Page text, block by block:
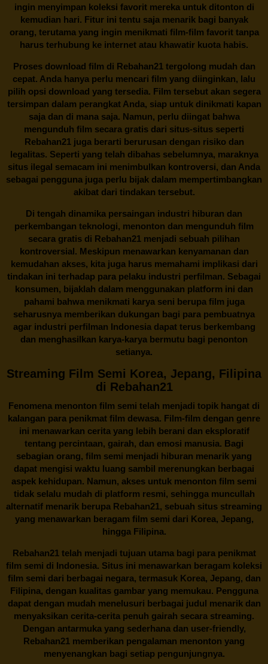
ingin menyimpan koleksi favorit mereka untuk ditonton di
kemudian hari. Fitur ini tentu saja menarik bagi banyak
orang, terutama yang ingin menikmati film-film favorit tanpa
harus terhubung ke internet atau khawatir kuota habis.
Proses download film di Rebahan21tergolong mudah dan
cepat. Anda hanya perlu mencari film yang diinginkan, lalu
pilih opsi download yang tersedia. Film tersebut akan segera
tersimpan dalam perangkat Anda, siap untuk dinikmati kapan
saja dan di mana saja. Namun, perlu diingat bahwa
mengunduh film secara gratis dari situs-situs seperti
Rebahan21 juga berarti berurusan dengan risiko dan
legalitas. Seperti yang telah dibahas sebelumnya, maraknya
situs ilegal semacam ini menimbulkan kontroversi, dan Anda
sebagai pengguna juga perlu bijak dalam mempertimbangkan
akibat dari tindakan tersebut.
Di tengah dinamika persaingan industri hiburan dan
perkembangan teknologi, menonton dan mengunduh film
secara gratis di Rebahan21 menjadi sebuah pilihan
kontroversial. Meskipun menawarkan kenyamanan dan
kemudahan akses, kita juga harus memahami implikasi dari
tindakan ini terhadap para pelaku industri perfilman. Sebagai
konsumen, bijaklah dalam menggunakan platform ini dan
pahami bahwa menikmati karya seni berupa film juga
seharusnya memberikan dukungan bagi para pembuatnya
agar industri perfilman Indonesia dapat terus berkembang
dan menghasilkan karya-karya bermutu bagi penonton
setianya.
Streaming Film Semi Korea, Jepang, Filipina
di Rebahan21
Fenomena menonton film semi telah menjadi topik hangat di
kalangan para penikmat film dewasa. Film-film dengan genre
ini menawarkan cerita yang lebih berani dan eksploratif
tentang percintaan, gairah, dan emosi manusia. Bagi
sebagian orang, film semi menjadi hiburan menarik yang
dapat mengisi waktu luang sambil merenungkan berbagai
aspek kehidupan. Namun, akses untuk menonton film semi
tidak selalu mudah di platform resmi, sehingga muncullah
alternatif menarik berupa Rebahan21, sebuah situs streaming
yang menawarkan beragam film semi dari Korea, Jepang,
hingga Filipina.
Rebahan21telah menjadi tujuan utama bagi para penikmat
film semi di Indonesia. Situs ini menawarkan beragam koleksi
film semi dari berbagai negara, termasuk Korea, Jepang, dan
Filipina, dengan kualitas gambar yang memukau. Pengguna
dapat dengan mudah menelusuri berbagai judul menarik dan
menyaksikan cerita-cerita penuh gairah secara streaming.
Dengan antarmuka yang sederhana dan user-friendly,
Rebahan21 memberikan pengalaman menonton yang
menyenangkan bagi setiap pengunjungnya.